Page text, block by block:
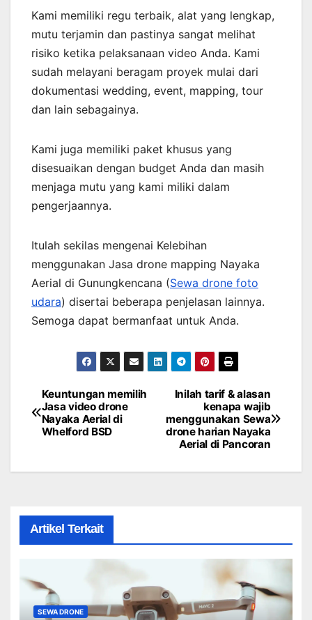
Kami memiliki regu terbaik, alat yang lengkap,
mutu terjamin dan pastinya sangat melihat
risiko ketika pelaksanaan video Anda. Kami
sudah melayani beragam proyek mulai dari
dokumentasi wedding, event, mapping, tour
dan lain sebagainya.
Kami juga memiliki paket khusus yang
disesuaikan dengan budget Anda dan masih
menjaga mutu yang kami miliki dalam
pengerjaannya.
Itulah sekilas mengenai Kelebihan
menggunakan Jasa drone mapping Nayaka
Aerial di Gunungkencana (Sewa drone foto
udara) disertai beberapa penjelasan lainnya.
Semoga dapat bermanfaat untuk Anda.
Post
navigation
Inilah tarif & alasan
kenapa wajib
menggunakan Sewa
drone harian Nayaka
Aerial di Pancoran
Keuntungan memilih
Jasa video drone
Nayaka Aerial di
Whelford BSD
Artikel Terkait
SEWA DRONE